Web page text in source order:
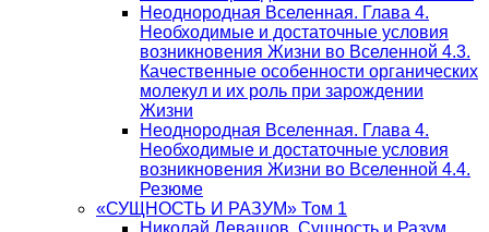
Неоднородная Вселенная. Глава 4.
Необходимые и достаточные условия
возникновения Жизни во Вселенной 4.3.
Качественные особенности органических
молекул и их роль при зарождении
Жизни
Неоднородная Вселенная. Глава 4.
Необходимые и достаточные условия
возникновения Жизни во Вселенной 4.4.
Резюме
«СУЩНОСТЬ И РАЗУМ» Том 1
Николай Левашов. Сущность и Разум.